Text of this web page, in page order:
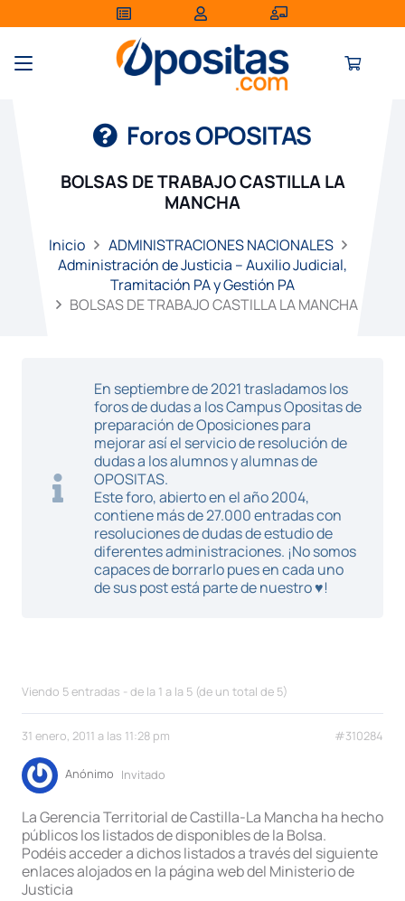
Foros OPOSITAS
BOLSAS DE TRABAJO CASTILLA LA
MANCHA
Inicio
ADMINISTRACIONES NACIONALES
Administración de Justicia – Auxilio Judicial,
Tramitación PA y Gestión PA
BOLSAS DE TRABAJO CASTILLA LA MANCHA
En septiembre de 2021 trasladamos los
foros de dudas a los Campus Opositas de
preparación de Oposiciones para
mejorar así el servicio de resolución de
dudas a los alumnos y alumnas de
OPOSITAS.
Este foro, abierto en el año 2004,
contiene más de 27.000 entradas con
resoluciones de dudas de estudio de
diferentes administraciones. ¡No somos
capaces de borrarlo pues en cada uno
de sus post está parte de nuestro ♥!
Viendo 5 entradas - de la 1 a la 5 (de un total de 5)
31 enero, 2011 a las 11:28 pm #310284
Anónimo Invitado
La Gerencia Territorial de Castilla-La Mancha ha hecho
públicos los listados de disponibles de la Bolsa.
Podéis acceder a dichos listados a través del siguiente
enlaces alojados en la página web del Ministerio de
Justicia